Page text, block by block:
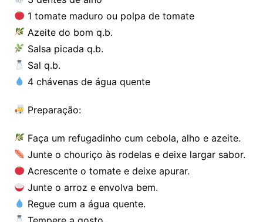
1 tomate maduro ou polpa de tomate
Azeite do bom q.b.
Salsa picada q.b.
Sal q.b.
4 chávenas de água quente
Preparação:
Faça um refugadinho cum cebola, alho e azeite.
Junte o chouriço às rodelas e deixe largar sabor.
Acrescente o tomate e deixe apurar.
Junte o arroz e envolva bem.
Regue cum a água quente.